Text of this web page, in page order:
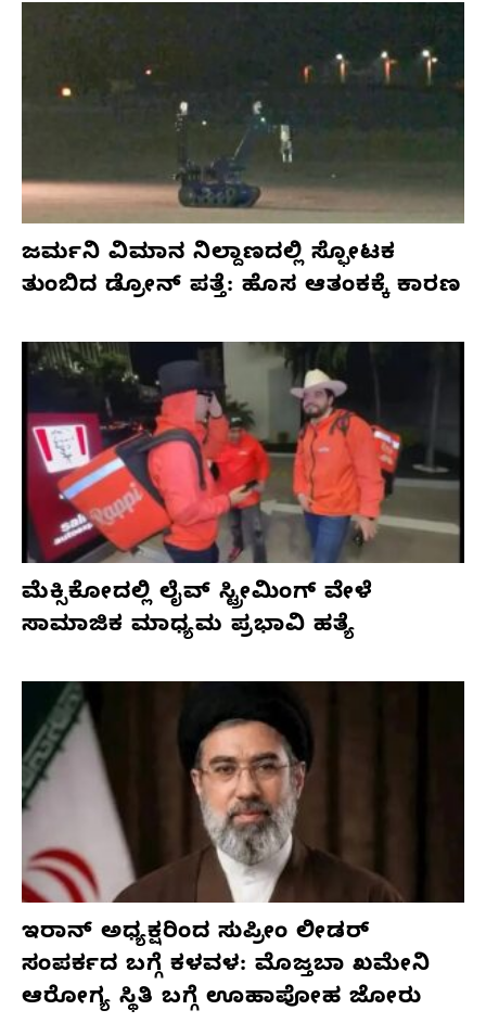
ಜರ್ಮನಿ ವಿಮಾನ ನಿಲ್ದಾಣದಲ್ಲಿ ಸ್ಫೋಟಕ
ತುಂಬಿದ ಡ್ರೋನ್ ಪತ್ತೆ: ಹೊಸ ಆತಂಕಕ್ಕೆ ಕಾರಣ
ಮೆಕ್ಸಿಕೋದಲ್ಲಿ ಲೈವ್ ಸ್ಟ್ರೀಮಿಂಗ್ ವೇಳೆ
ಸಾಮಾಜಿಕ ಮಾಧ್ಯಮ ಪ್ರಭಾವಿ ಹತ್ಯೆ
ಇರಾನ್ ಅಧ್ಯಕ್ಷರಿಂದ ಸುಪ್ರೀಂ ಲೀಡರ್
ಸಂಪರ್ಕದ ಬಗ್ಗೆ ಕಳವಳ: ಮೊಜ್ತಬಾ ಖಮೇನಿ
ಆರೋಗ್ಯ ಸ್ಥಿತಿ ಬಗ್ಗೆ ಊಹಾಪೋಹ ಜೋರು